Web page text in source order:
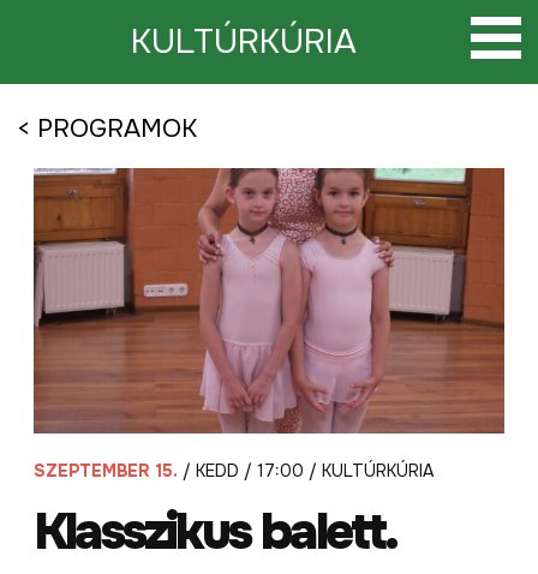
KULTÚRKÚRIA
< PROGRAMOK
SZEPTEMBER 15. / KEDD / 17:00 / KULTÚRKÚRIA
Klasszikus balett.